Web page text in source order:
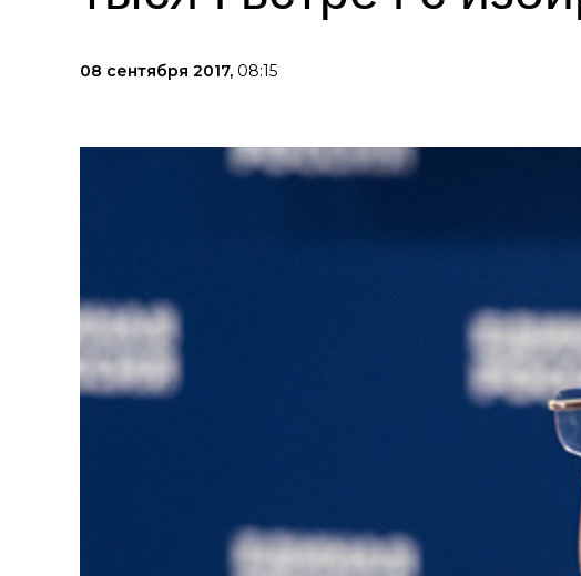
08 сентября 2017, 08:15